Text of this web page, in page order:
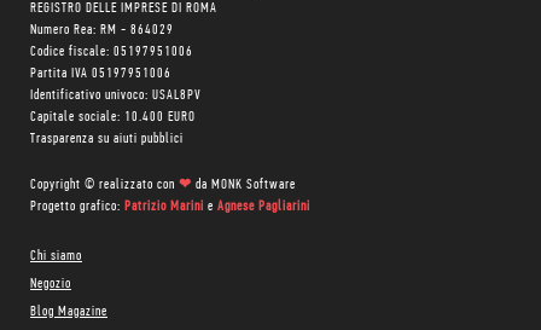
REGISTRO DELLE IMPRESE DI ROMA
Numero Rea: RM - 864029
Codice fiscale: 05197951006
Partita IVA 05197951006
Identificativo univoco: USAL8PV
Capitale sociale: 10.400 EURO
Trasparenza su aiuti pubblici
Copyright © realizzato con ❤ da MONK Software
Progetto grafico: Patrizio Marini e Agnese Pagliarini
Chi siamo
Negozio
Blog Magazine